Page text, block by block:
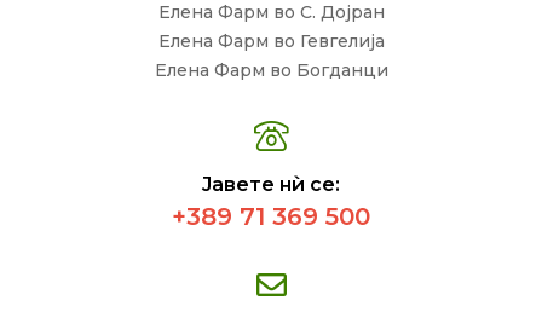
Елена Фарм во С. Дојран
Елена Фарм во Гевгелија
Елена Фарм во Богданци
Јавете нѝ се:
+389 71 369 500